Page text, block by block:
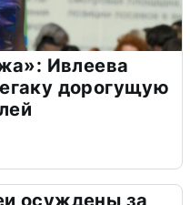
Ивлеева
дорогущую
осуждены за